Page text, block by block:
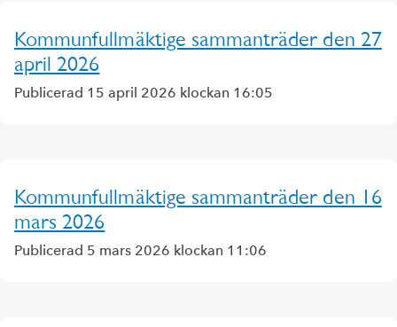
Kommunfullmäktige sammanträder den 27
april 2026
Publicerad 15 april 2026 klockan 16:05
Kommunfullmäktige sammanträder den 16
mars 2026
Publicerad 5 mars 2026 klockan 11:06